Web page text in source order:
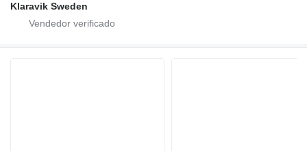
Klaravik Sweden